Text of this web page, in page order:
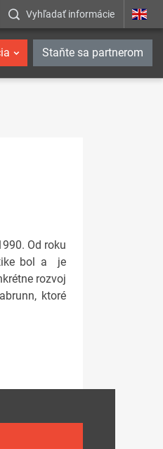
Vyhľadať informácie
Staňte sa partnerom
Od roku
bol a je
rozvoj
ktoré